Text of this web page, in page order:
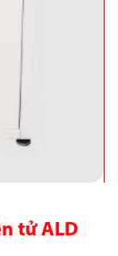
tử ALD